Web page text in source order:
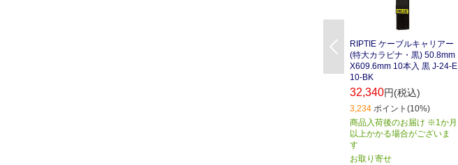
Previous
RIPTIE ケーブルキャリアー
(特大カラビナ・黒) 50.8mm
X609.6mm 10本入 黒 J-24-E
10-BK
32,340円(税込)
3,234 ポイント(10%)
商品入荷後のお届け ※1か月
以上かかる場合がございま
す
お取り寄せ